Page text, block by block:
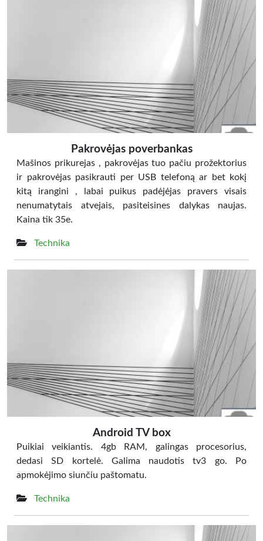
Pakrovėjas poverbankas
Mašinos prikurejas , pakrovėjas tuo pačiu prožektorius
ir pakrovėjas pasikrauti per USB telefoną ar bet kokį
kitą irangini , labai puikus padėjėjas pravers visais
nenumatytais atvejais, pasiteisines dalykas naujas.
Kaina tik 35e.
Technika
Android TV box
Puikiai veikiantis. 4gb RAM, galingas procesorius,
dedasi SD kortelė. Galima naudotis tv3 go. Po
apmokėjimo siunčiu paštomatu.
Technika